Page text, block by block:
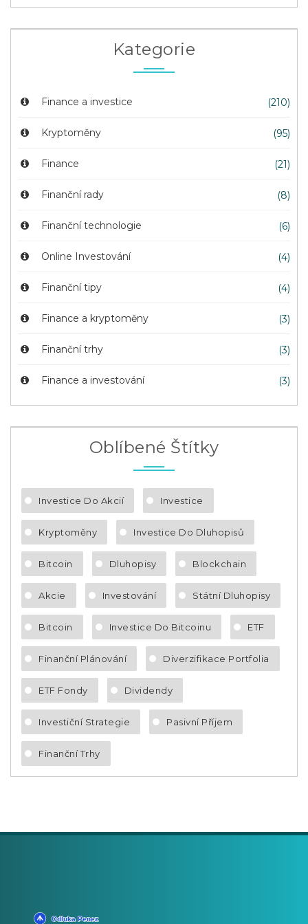
Kategorie
Finance a investice (210)
Kryptoměny (95)
Finance (21)
Finanční rady (8)
Finanční technologie (6)
Online Investování (4)
Finanční tipy (4)
Finance a kryptoměny (3)
Finanční trhy (3)
Finance a investování (3)
Oblíbené Štítky
Investice Do Akcií Investice
Kryptoměny Investice Do Dluhopisů
Bitcoin Dluhopisy Blockchain
Akcie Investování Státní Dluhopisy
Bitcoin Investice Do Bitcoinu ETF
Finanční Plánování Diverzifikace Portfolia
ETF Fondy Dividendy
Investiční Strategie Pasivní Příjem
Finanční Trhy